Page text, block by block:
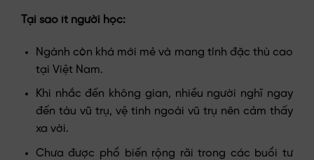
Tại sao ít người học:
Ngành còn khá mới mẻ và mang tính đặc thù cao
tại Việt Nam.
Khi nhắc đến không gian, nhiều người nghĩ ngay
đến tàu vũ trụ, vệ tinh ngoài vũ trụ nên cảm thấy
xa vời.
Chưa được phổ biến rộng rãi trong các buổi tư